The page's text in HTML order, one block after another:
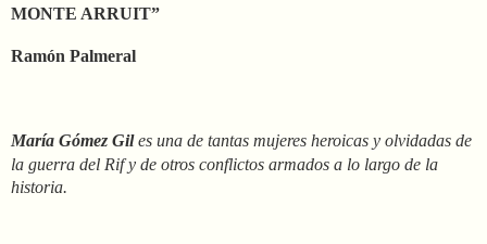
MONTE ARRUIT”
Ramón Palmeral
María Gómez Giles una de tantas mujeres heroicas y olvidadas de
la guerra del Rif y de otros conflictos armados a lo largo de la
historia.